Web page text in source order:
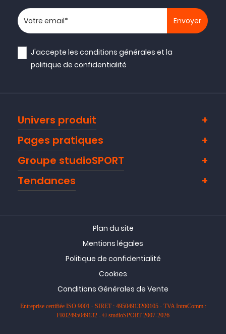
Votre adresse email
J'accepte lesconditions générales et la
politique de confidentialité
Univers produit
Pages pratiques
Groupe studioSPORT
Tendances
Plan du site
Mentions légales
Politique de confidentialité
Cookies
Conditions Générales de Vente
Entreprise certifiée ISO 9001 - SIRET : 49504913200105 - TVA IntraComm :
FR02495049132 - © studioSPORT 2007-2026